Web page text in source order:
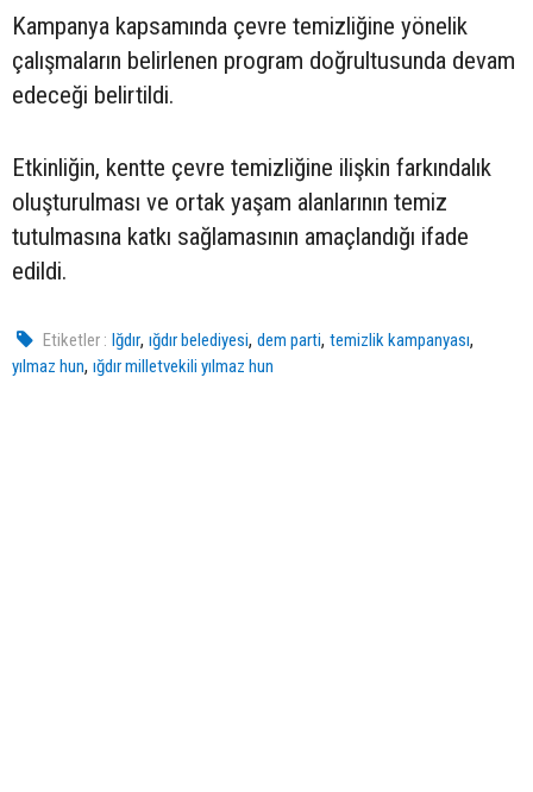
Kampanya kapsamında çevre temizliğine yönelik
çalışmaların belirlenen program doğrultusunda devam
edeceği belirtildi.
Etkinliğin, kentte çevre temizliğine ilişkin farkındalık
oluşturulması ve ortak yaşam alanlarının temiz
tutulmasına katkı sağlamasının amaçlandığı ifade
edildi.
Etiketler : Iğdır,ığdır belediyesi,dem parti,temizlik kampanyası,
yılmaz hun, ığdır milletvekili yılmaz hun